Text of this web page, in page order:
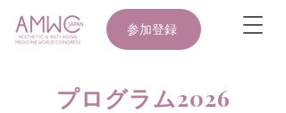
参加登録
プログラム2026